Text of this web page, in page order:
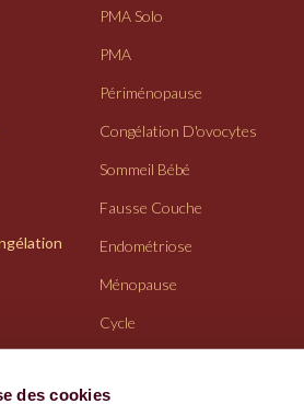
des cookies
PMA Solo
PMA
Périménopause
Congélation D'ovocytes
Sommeil Bébé
Fausse Couche
Endométriose
Ménopause
Cycle